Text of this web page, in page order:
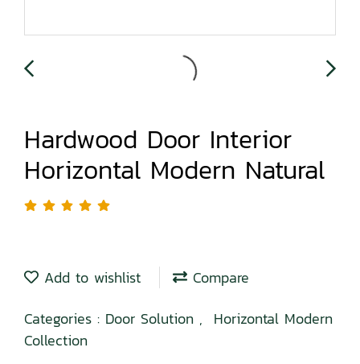
Hardwood Door Interior
Horizontal Modern Natural
Add to wishlist
Compare
Categories : Door Solution , Horizontal Modern
Collection